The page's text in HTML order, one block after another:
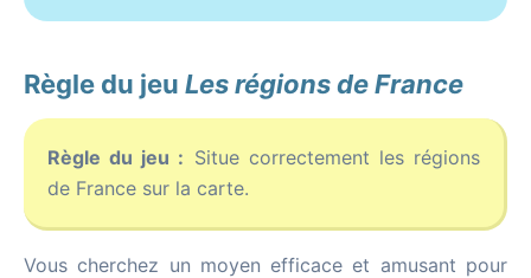
Règle du jeu Les régions de France
Règle du jeu : Situe correctement les régions
de France sur la carte.
Vous cherchez un moyen efficace et amusant pour